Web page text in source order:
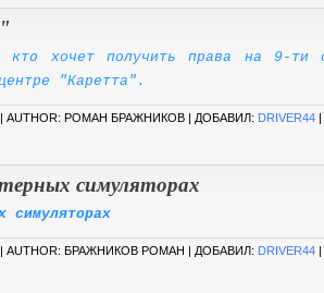
кто хочет получить права на 9-ти
"Каретта".
AUTHOR: РОМАН БРАЖНИКОВ | ДОБАВИЛ: DRIVER44
симуляторах
симуляторах
AUTHOR: БРАЖНИКОВ РОМАН | ДОБАВИЛ: DRIVER44